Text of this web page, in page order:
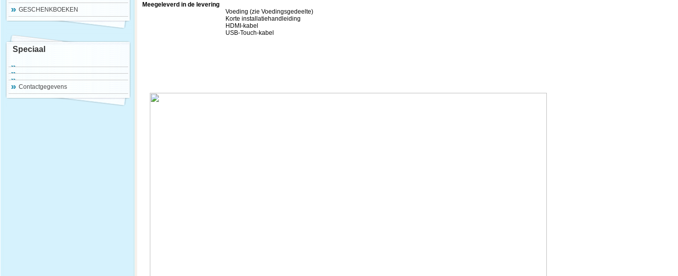
GESCHENKBOEKEN
Speciaal
Contactgegevens
Meegeleverd in de levering
Voeding (zie Voedingsgedeelte)
Korte installatiehandleiding
HDMI-kabel
USB-Touch-kabel